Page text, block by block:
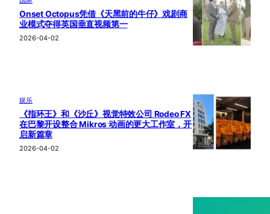
Onset Octopus凭借《天黑前的牛仔》戏剧商
业模式夺得英国垂直视频第一
2026-04-02
娱乐
《指环王》和《沙丘》视觉特效公司 Rodeo FX
在巴黎开设整合 Mikros 动画的更大工作室，开
启新篇章
2026-04-02